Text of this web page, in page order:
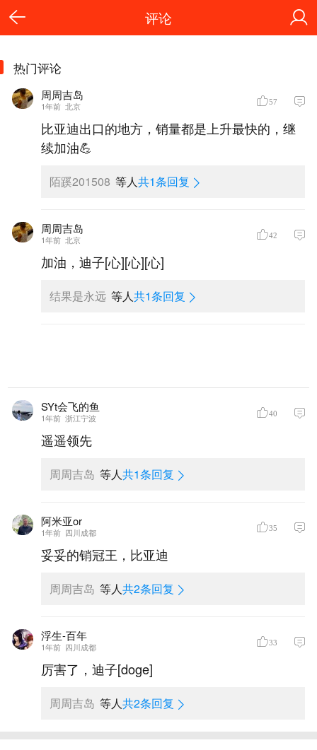
评论
热门评论
周周吉岛
1年前 北京 57
比亚迪出口的地方，销量都是上升最快的，继
续加油💪
陌蹊201508 等人共1条回复
周周吉岛
1年前 北京 42
加油，迪子[心][心][心]
结果是永远 等人共1条回复
SYt会飞的鱼
1年前 浙江宁波 40
遥遥领先
周周吉岛 等人共1条回复
阿米亚or
1年前 四川成都 35
妥妥的销冠王，比亚迪
周周吉岛 等人共2条回复
浮生-百年
1年前 四川成都 33
厉害了，迪子[doge]
周周吉岛 等人共2条回复